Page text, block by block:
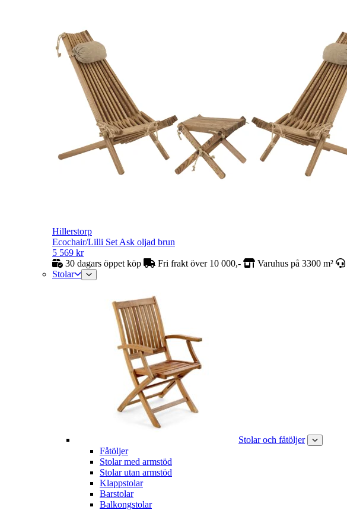
Hillerstorp
Ecochair/Lilli Set Ask oljad brun
5 569 kr
30 dagars öppet köp
Fri frakt över 10 000,- Varuhus på 3300 m²
Stolar
Stolar och fåtöljer
Fåtöljer
Stolar med armstöd
Stolar utan armstöd
Klappstolar
Barstolar
Balkongstolar